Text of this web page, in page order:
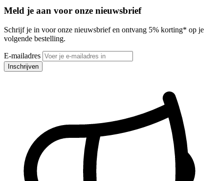
Meld je aan voor onze nieuwsbrief
Schrijf je in voor onze nieuwsbrief en ontvang 5% korting* op je
volgende bestelling.
E-mailadres
Inschrijven